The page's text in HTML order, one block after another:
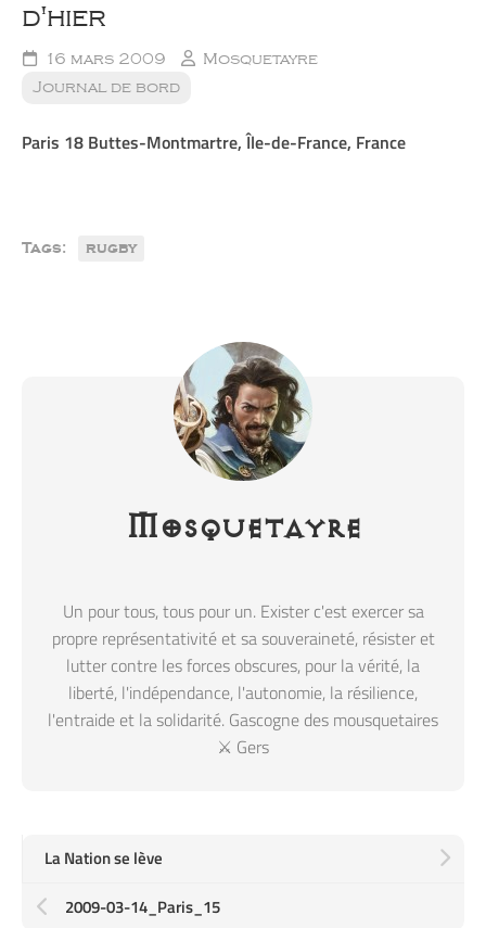
d'hier
16 mars 2009
Mosquetayre
Journal de bord
Paris 18 Buttes-Montmartre, Île-de-France, France
Tags: rugby
Mosquetayre
Un pour tous, tous pour un. Exister c'est exercer sa
propre représentativité et sa souveraineté, résister et
lutter contre les forces obscures, pour la vérité, la
liberté, l'indépendance, l'autonomie, la résilience,
l'entraide et la solidarité. Gascogne des mousquetaires
⚔️ Gers
La Nation se lève
2009-03-14_Paris_15